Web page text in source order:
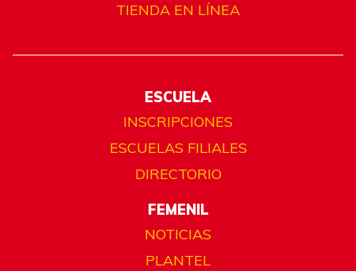
TIENDA EN LÍNEA
ESCUELA
INSCRIPCIONES
ESCUELAS FILIALES
DIRECTORIO
FEMENIL
NOTICIAS
PLANTEL